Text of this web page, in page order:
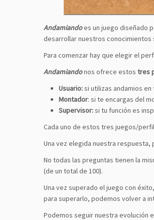
Andamiandoes un juego diseñado
desarrollar nuestros conocimientos
Para comenzar hay que elegir el
Andamiandonos ofrece estos tres
Usuario:si utilizas andamios en
Montador: si te encargas del
Supervisor:si tu función es
Cada uno de estos tres juegos/
Una vez elegida nuestra respuesta,
No todas las preguntas tienen la
(de un total de 100).
Una vez superado el juego con
para superarlo, podemos volver a
Podemos seguir nuestra evolución